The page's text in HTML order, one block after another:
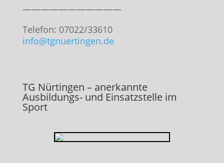
———————————
Telefon: 07022/33610
info@tgnuertingen.de
TG Nürtingen – anerkannte
Ausbildungs- und Einsatzstelle im
Sport